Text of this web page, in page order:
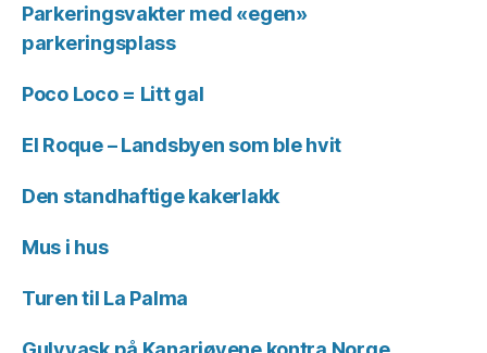
Parkeringsvakter med «egen»
parkeringsplass
Poco Loco = Litt gal
El Roque – Landsbyen som ble hvit
Den standhaftige kakerlakk
Mus i hus
Turen til La Palma